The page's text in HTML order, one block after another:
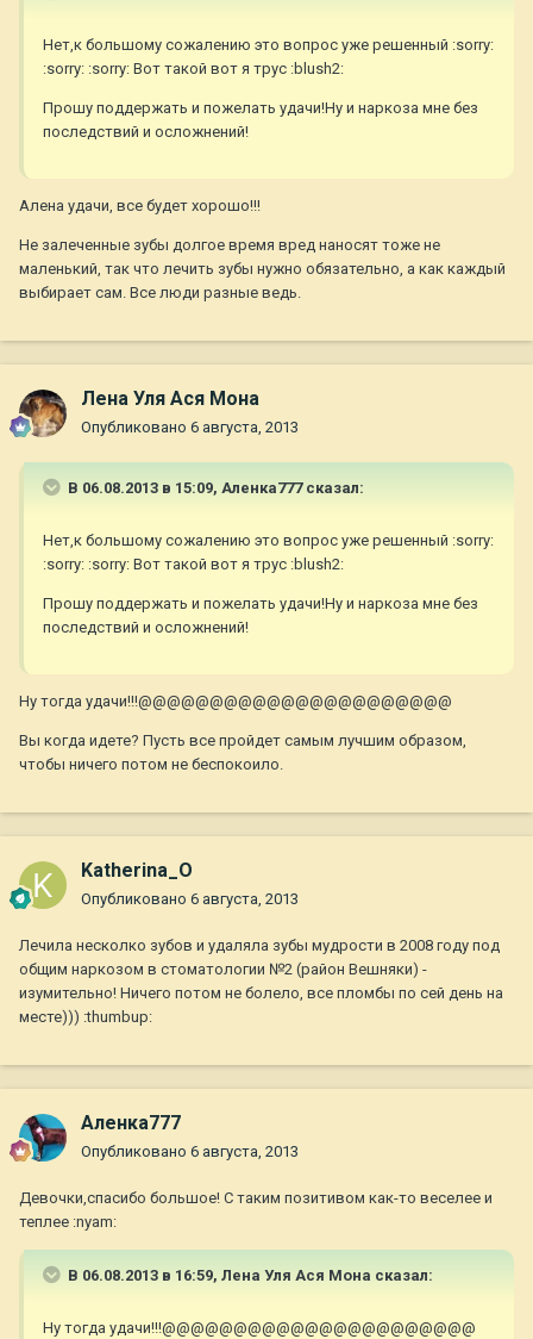
Нет,к большому сожалению это вопрос уже решенный :sorry:
:sorry: :sorry: Вот такой вот я трус :blush2:
Прошу поддержать и пожелать удачи!Ну и наркоза мне без
последствий и осложнений!
Алена удачи, все будет хорошо!!!
Не залеченные зубы долгое время вред наносят тоже не
маленький, так что лечить зубы нужно обязательно, а как каждый
выбирает сам. Все люди разные ведь.
Лена Уля Ася Мона
Опубликовано 6 августа, 2013
В 06.08.2013 в 15:09, Аленка777 сказал:
Нет,к большому сожалению это вопрос уже решенный :sorry:
:sorry: :sorry: Вот такой вот я трус :blush2:
Прошу поддержать и пожелать удачи!Ну и наркоза мне без
последствий и осложнений!
Ну тогда удачи!!!@@@@@@@@@@@@@@@@@@@@@@
Вы когда идете? Пусть все пройдет самым лучшим образом,
чтобы ничего потом не беспокоило.
Katherina_O
Опубликовано 6 августа, 2013
Лечила несколко зубов и удаляла зубы мудрости в 2008 году под
общим наркозом в стоматологии №2 (район Вешняки) -
изумительно! Ничего потом не болело, все пломбы по сей день на
месте))) :thumbup:
Аленка777
Опубликовано 6 августа, 2013
Девочки,спасибо большое! С таким позитивом как-то веселее и
теплее :nyam:
В 06.08.2013 в 16:59, Лена Уля Ася Мона сказал:
Ну тогда удачи!!!@@@@@@@@@@@@@@@@@@@@@@